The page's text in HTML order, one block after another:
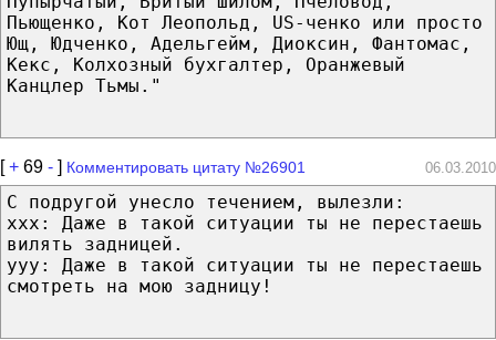
Пьющенко, Кот Леопольд, US-ченко или просто
Ющ, Юдченко, Адельгейм, Диоксин, Фантомас,
Кекс, Колхозный бухгалтер, Оранжевый
Канцлер Тьмы."
[+ 69 - ] Комментировать цитату №26901 06.03.2010
С подругой унесло течением, вылезли:
ххх: Даже в такой ситуации ты не перестаешь
вилять задницей.
ууу: Даже в такой ситуации ты не перестаешь
смотреть на мою задницу!